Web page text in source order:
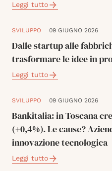
Leggi tutto
SVILUPPO 09 GIUGNO 2026
Dalle startup alle
trasformare le idee in
Leggi tutto
SVILUPPO 09 GIUGNO 2026
Bankitalia: in Toscana
(+0,4%). Le cause?
innovazione tecnologica
Leggi tutto